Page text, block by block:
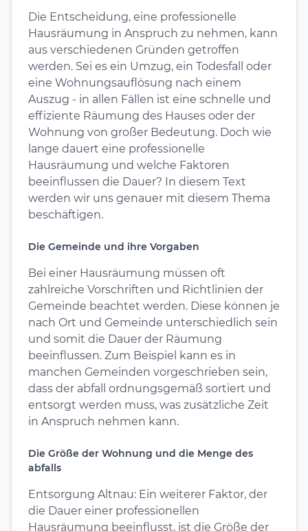
Die Entscheidung, eine professionelle
Hausräumung in Anspruch zu nehmen, kann
aus verschiedenen Gründen getroffen
werden. Sei es ein Umzug, ein Todesfall oder
eine Wohnungsauflösung nach einem
Auszug - in allen Fällen ist eine schnelle und
effiziente Räumung des Hauses oder der
Wohnung von großer Bedeutung. Doch wie
lange dauert eine professionelle
Hausräumung und welche Faktoren
beeinflussen die Dauer? In diesem Text
werden wir uns genauer mit diesem Thema
beschäftigen.
Die Gemeinde und ihre Vorgaben
Bei einer Hausräumung müssen oft
zahlreiche Vorschriften und Richtlinien der
Gemeinde beachtet werden. Diese können je
nach Ort und Gemeinde unterschiedlich sein
und somit die Dauer der Räumung
beeinflussen. Zum Beispiel kann es in
manchen Gemeinden vorgeschrieben sein,
dass der abfall ordnungsgemäß sortiert und
entsorgt werden muss, was zusätzliche Zeit
in Anspruch nehmen kann.
Die Größe der Wohnung und die Menge des
abfalls
Entsorgung Altnau: Ein weiterer Faktor, der
die Dauer einer professionellen
Hausräumung beeinflusst, ist die Größe der